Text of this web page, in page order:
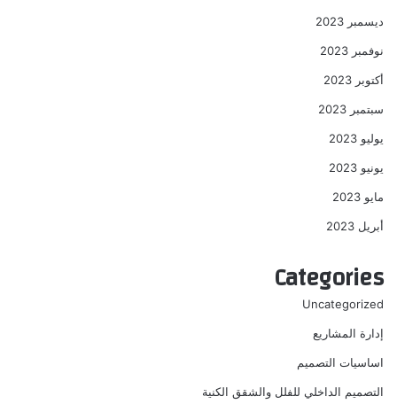
ديسمبر 2023
نوفمبر 2023
أكتوبر 2023
سبتمبر 2023
يوليو 2023
يونيو 2023
مايو 2023
أبريل 2023
Categories
Uncategorized
إدارة المشاريع
اساسيات التصميم
التصميم الداخلي للفلل والشقق الكنية